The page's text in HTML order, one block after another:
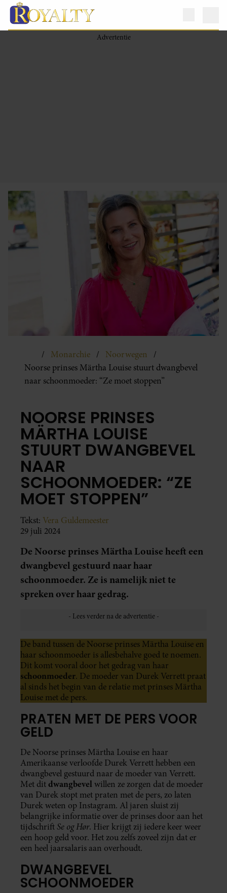
Monarchie
Noorwegen
Noorse prinses Märtha Louise stuurt dwangbevel
naar schoonmoeder: “Ze moet stoppen”
NOORSE PRINSES
MÄRTHA LOUISE
STUURT DWANGBEVEL
NAAR
SCHOONMOEDER: “ZE
MOET STOPPEN”
Tekst: Vera Guldemeester
29 juli 2024
De Noorse prinses Märtha Louise heeft een
dwangbevel gestuurd naar haar
schoonmoeder. Ze is namelijk niet te
spreken over haar gedrag.
De band tussen de Noorse prinses Märtha Louise en
haar schoonmoeder is allesbehalve goed te noemen.
Dit komt vooral door het gedrag van haar
schoonmoeder. De moeder van Durek Verrett praat
al sinds het begin van de relatie met prinses Märtha
Louise met de pers.
PRATEN MET DE PERS VOOR
GELD
De Noorse prinses Märtha Louise en haar
Amerikaanse verloofde Durek Verrett hebben een
dwangbevel gestuurd naar de moeder van Verrett.
Met ditdwangbevelwillen ze zorgen dat de moeder
van Durek stopt met praten met de pers, zo laten
Durek weten op Instagram. Al jaren sluist zij
belangrijke informatie over de prinses door aan het
tijdschrift Se og Hør. Hier krijgt zij iedere keer weer
een hoop geld voor. Het zou zelfs zoveel zijn dat er
een heel jaarsalaris aan overhoudt.
DWANGBEVEL
SCHOONMOEDER